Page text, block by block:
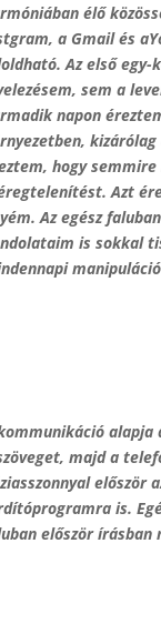
élő
a Gmail és
Az első
sem a
napon
hogy
Azt
Az egész
is sokkal
alapja
majd a
először
is.
először írásban